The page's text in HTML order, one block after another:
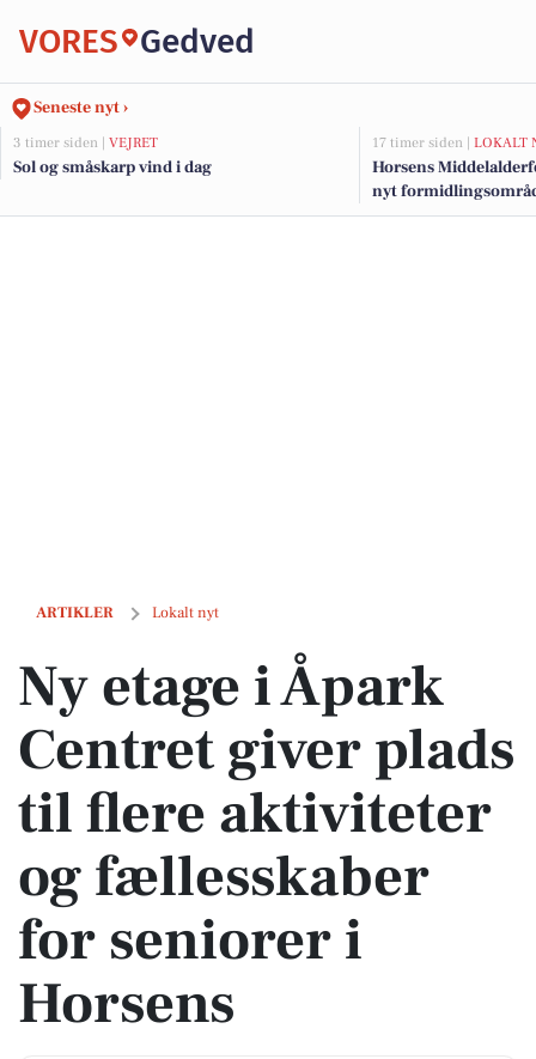
VORES Gedved
Seneste nyt ›
3 timer siden | VEJRET
Sol og småskarp vind i dag
17 timer siden | LOKALT
Horsens
nyt
millionstøtte fra
ARTIKLER Lokalt nyt
Ny etage i Åpark Centret giver plads til flere aktiviteter og
Ny etage i Åpark
Centret giver plads
til flere aktiviteter
og fællesskaber
for seniorer i
Horsens